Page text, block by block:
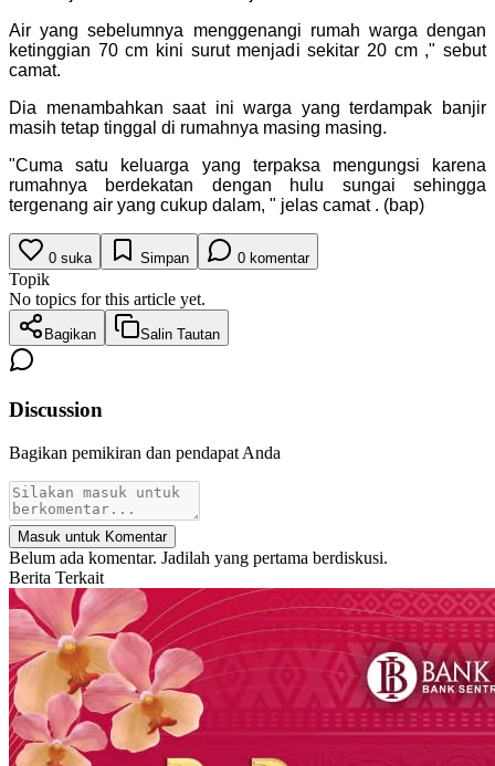
Air yang sebelumnya menggenangi rumah warga dengan
ketinggian 70 cm kini surut menjadi sekitar 20 cm ," sebut
camat.
Dia menambahkan saat ini warga yang terdampak banjir
masih tetap tinggal di rumahnya masing masing.
"Cuma satu keluarga yang terpaksa mengungsi karena
rumahnya berdekatan dengan hulu sungai sehingga
tergenang air yang cukup dalam, " jelas camat . (bap)
0 suka Simpan 0 komentar
Topik
No topics for this article yet.
Bagikan Salin Tautan
Discussion
Bagikan pemikiran dan pendapat Anda
Masuk untuk Komentar
Belum ada komentar. Jadilah yang pertama berdiskusi.
Berita Terkait